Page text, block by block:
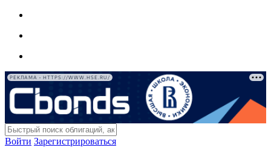
РЕКЛАМА • HTTPS://WWW.HSE.RU/
Войти Зарегистрироваться